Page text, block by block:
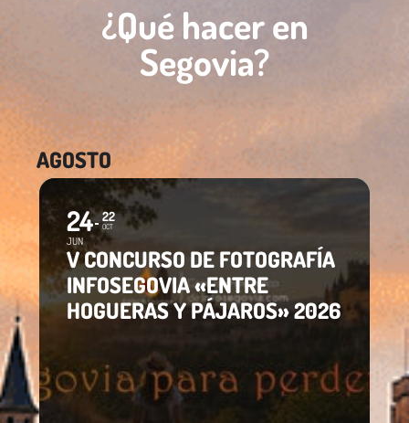
¿Qué hacer en
Segovia?
AGOSTO
24
JUN
22
OCT
V CONCURSO DE FOTOGRAFÍA
INFOSEGOVIA «ENTRE
HOGUERAS Y PÁJAROS» 2026